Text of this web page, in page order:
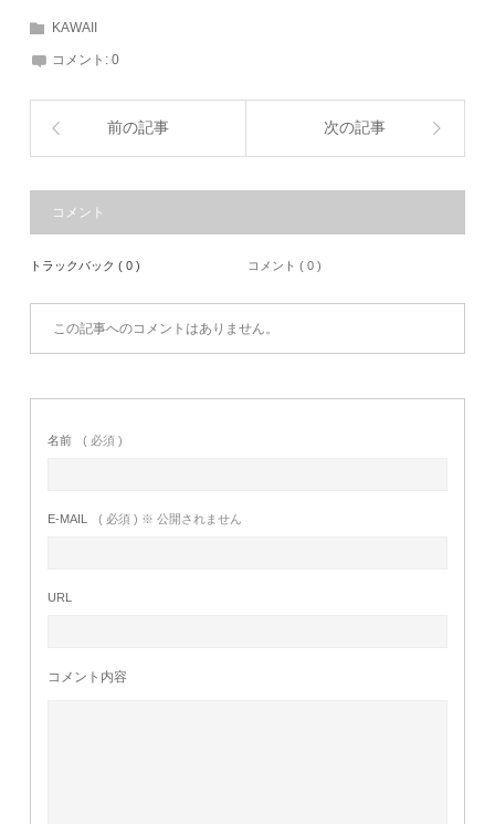
KAWAII
コメント:0
前の記事 次の記事
コメント
トラックバック ( 0 ) コメント ( 0 )
この記事へのコメントはありません。
名前 ( 必須 )
E-MAIL ( 必須 ) ※ 公開されません
URL
コメント内容